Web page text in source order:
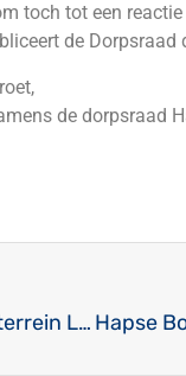
toch tot een
de Dorpsraad
de dorpsraad
Bedrijventerrein Laarakker nagenoeg volgebouwd